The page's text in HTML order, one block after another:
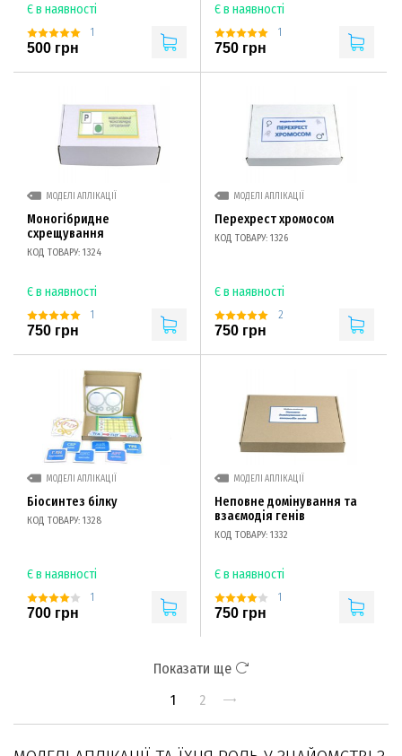
Є в наявності
1
500 грн
Є в наявності
1
750 грн
МОДЕЛІ АПЛІКАЦІЇ
Моногібридне
схрещування
КОД ТОВАРУ: 1324
Є в наявності
1
750 грн
МОДЕЛІ АПЛІКАЦІЇ
Перехрест хромосом
КОД ТОВАРУ: 1326
Є в наявності
2
750 грн
МОДЕЛІ АПЛІКАЦІЇ
Біосинтез білку
КОД ТОВАРУ: 1328
Є в наявності
1
700 грн
МОДЕЛІ АПЛІКАЦІЇ
Неповне домінування та
взаємодія генів
КОД ТОВАРУ: 1332
Є в наявності
1
750 грн
1 2
Показати ще